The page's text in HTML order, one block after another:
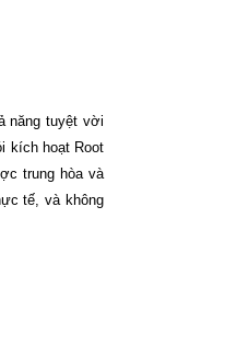
năng tuyệt vời
kích hoạt Root
trung hòa và
tế, và không